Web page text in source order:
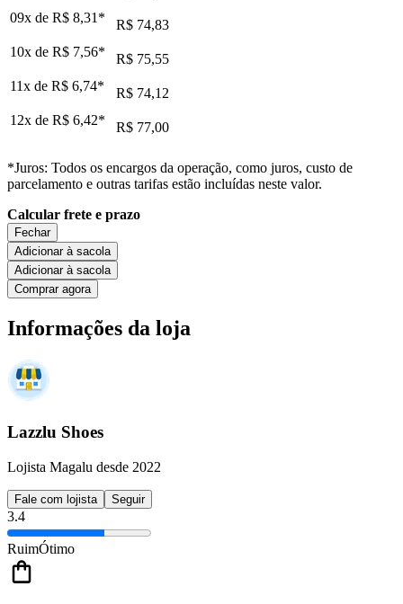
09x de R$ 8,31*
R$ 74,83
10x de R$ 7,56*
R$ 75,55
11x de R$ 6,74*
R$ 74,12
12x de R$ 6,42* R$ 77,00
*Juros: Todos os encargos da operação, como juros, custo de
parcelamento e outras tarifas estão incluídas neste valor.
Calcular frete e prazo
Fechar
Adicionar à sacola
Adicionar à sacola
Comprar agora
Informações da loja
Lazzlu Shoes
Lojista Magalu desde 2022
Fale com lojista Seguir
3.4
RuimÓtimo